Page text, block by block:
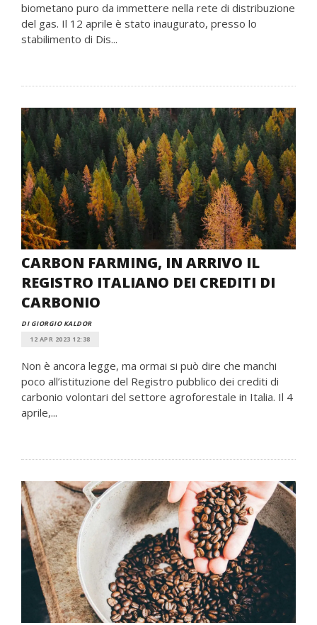
biometano puro da immettere nella rete di distribuzione
del gas. Il 12 aprile è stato inaugurato, presso lo
stabilimento di Dis...
CARBON FARMING, IN ARRIVO IL
REGISTRO ITALIANO DEI CREDITI DI
CARBONIO
DI GIORGIO KALDOR
12 APR 2023 12:38
Non è ancora legge, ma ormai si può dire che manchi
poco all’istituzione del Registro pubblico dei crediti di
carbonio volontari del settore agroforestale in Italia. Il 4
aprile,...